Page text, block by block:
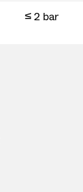
≤ 2 bar